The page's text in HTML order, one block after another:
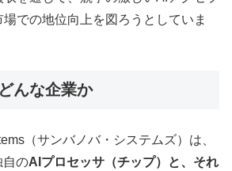
での地位向上を図ろうとしていま
んな企業か
（サンバノバ・システムズ）は、
自のAIプロセッサ（チップ）と、それ